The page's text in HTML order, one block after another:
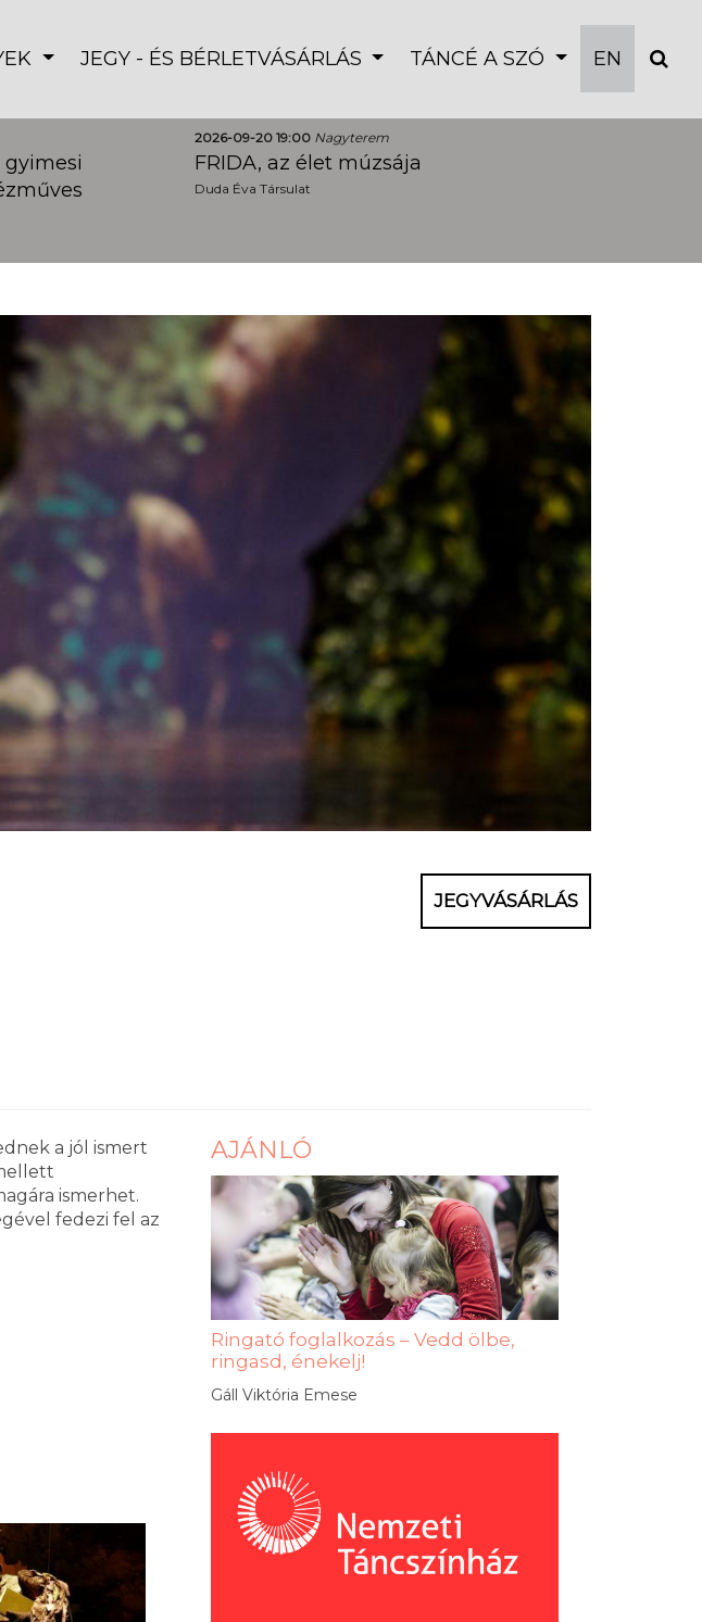
JEGY - ÉS BÉRLETVÁSÁRLÁS TÁNCÉ A SZÓ EN
gyimesi
2026-09-20 19:00 Nagyterem
FRIDA, az élet múzsája
Duda Éva Társulat
JEGYVÁSÁRLÁS
a jól ismert
ismerhet.
fedezi fel az
AJÁNLÓ
Ringató foglalkozás – Vedd ölbe,
ringasd, énekelj!
Gáll Viktória Emese